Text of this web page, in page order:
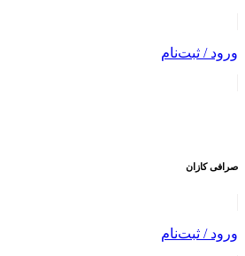
ورود / ثبت‌نام
صرافیکازان
ورود / ثبت‌نام